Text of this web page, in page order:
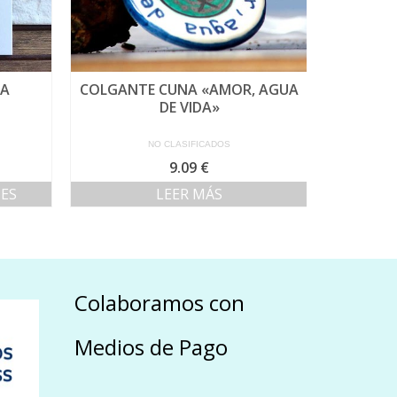
COLGANTE CUNA «AMOR, AGUA
DE VIDA»
NO CLASIFICADOS
9.09 €
LEER MÁS
Colaboramos con
Medios de Pago